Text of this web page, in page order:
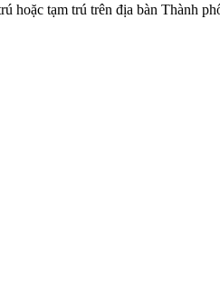
hoặc tạm trú trên địa bàn Thành